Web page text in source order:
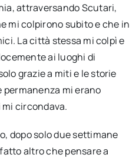
attraversando Scutari,
mi colpirono subito e che in
La città stessa mi colpì e
ai luoghi di
grazie a miti e le storie
permanenza mi erano
circondava.
dopo solo due settimane
altro che pensare a